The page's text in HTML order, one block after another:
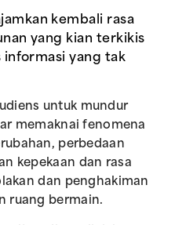
kembali rasa
yang kian terkikis
informasi yang tak
untuk mundur
memaknai fenomena
perbedaan
kepekaan dan rasa
dan penghakiman
ruang bermain.